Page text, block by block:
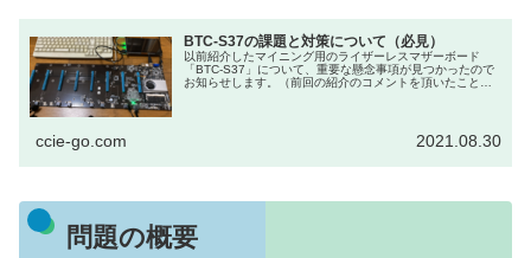
BTC-S37の課題と対策について（必見）
以前紹介したマイニング用のライザーレスマザーボード
「BTC-S37」について、重要な懸念事項が見つかったので
お知らせします。（前回の紹介のコメントを頂いたことに
ccie-go.com 2021.08.30
問題の概要